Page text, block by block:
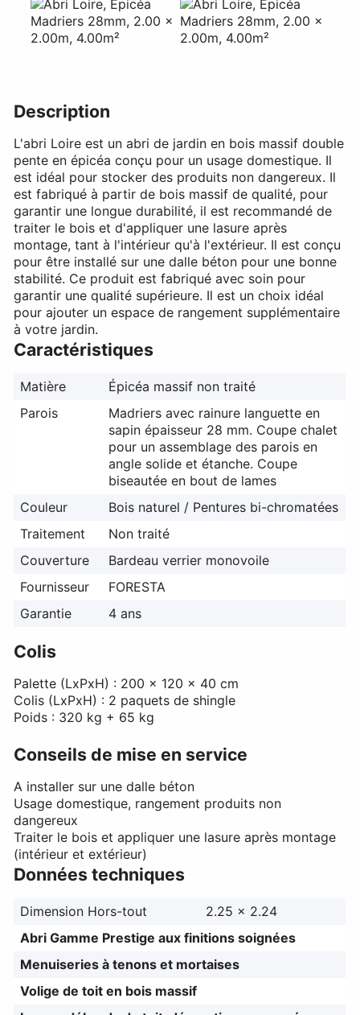
Description
L'abri Loire est un abri de jardin en bois massif double
pente en épicéa conçu pour un usage domestique. Il
est idéal pour stocker des produits non dangereux. Il
est fabriqué à partir de bois massif de qualité, pour
garantir une longue durabilité, il est recommandé de
traiter le bois et d'appliquer une lasure après
montage, tant à l'intérieur qu'à l'extérieur. Il est conçu
pour être installé sur une dalle béton pour une bonne
stabilité. Ce produit est fabriqué avec soin pour
garantir une qualité supérieure. Il est un choix idéal
pour ajouter un espace de rangement supplémentaire
à votre jardin.
Caractéristiques
Matière
Épicéa massif non traité
Parois
Madriers avec rainure languette en
sapin épaisseur 28 mm. Coupe chalet
pour un assemblage des parois en
angle solide et étanche. Coupe
biseautée en bout de lames
Couleur
Bois naturel / Pentures bi-chromatées
Traitement
Non traité
Couverture
Bardeau verrier monovoile
Fournisseur
FORESTA
Garantie
4 ans
Colis
Palette (LxPxH) : 200 x 120 x 40 cm
Colis (LxPxH) : 2 paquets de shingle
Poids : 320 kg + 65 kg
Conseils de mise en service
A installer sur une dalle béton
Usage domestique, rangement produits non
dangereux
Traiter le bois et appliquer une lasure après montage
(intérieur et extérieur)
Données techniques
Dimension Hors-tout
2.25 x 2.24
Abri Gamme Prestige aux finitions soignées
Menuiseries à tenons et mortaises
Volige de toit en bois massif